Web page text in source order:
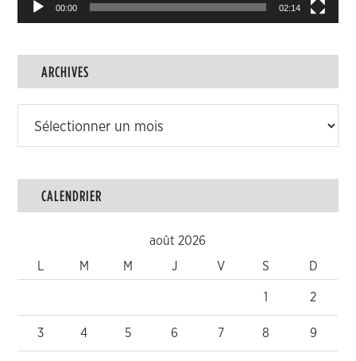
00:00 02:14
ARCHIVES
CALENDRIER
août 2026
M M J V S D
1 2
3 4 5 6 7 8 9